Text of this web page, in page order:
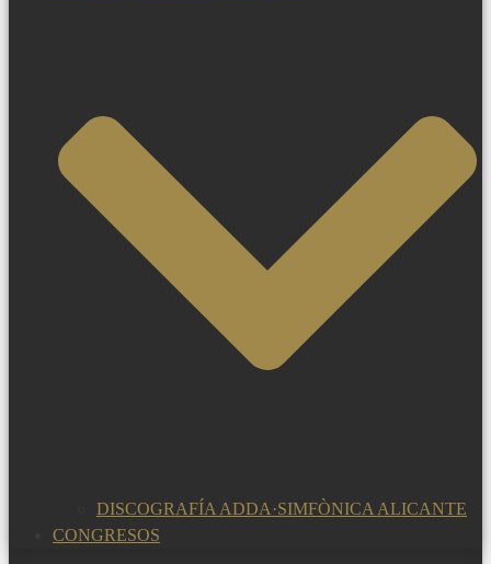
DISCOGRAFÍA ADDA·SIMFÒNICA ALICANTE
CONGRESOS